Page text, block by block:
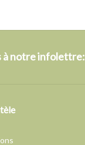
à notre infolettre: